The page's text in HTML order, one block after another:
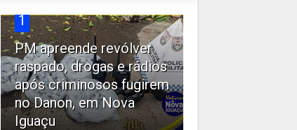
1
PM apreende revólver
raspado, drogas e rádios
após criminosos fugirem
no Danon, em Nova
Iguaçu